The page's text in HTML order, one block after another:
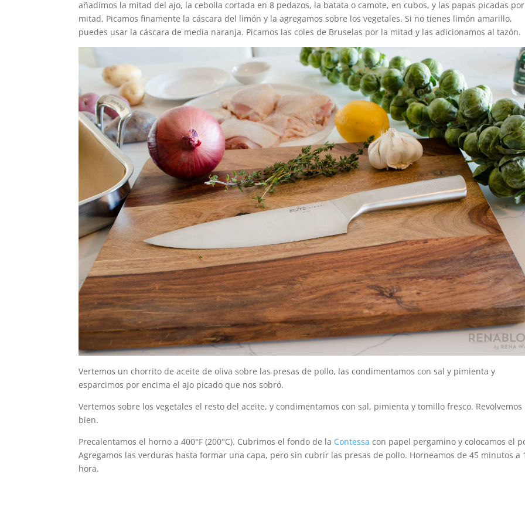
añadimos la mitad del ajo, la cebolla cortada en 8 pedazos, la batata o camote, en cubos, y las papas picadas
mitad. Picamos finamente la cáscara del limón y la agregamos sobre los vegetales. Si no tienes limón amarillo,
puedes usar la cáscara de media naranja. Picamos las coles de Bruselas por la mitad y las adicionamos al tazón.
Vertemos un chorrito de aceite de oliva sobre las presas de pollo, las condimentamos con sal y pimienta y
esparcimos por encima el ajo picado que nos sobró.
Vertemos sobre los vegetales el resto del aceite, y condimentamos con sal, pimienta y tomillo fresco. Revolvemos
bien.
Precalentamos el horno a 400°F (200°C). Cubrimos el fondo de la Contessa con papel pergamino y colocamos el
Agregamos las verduras hasta formar una capa, pero sin cubrir las presas de pollo. Horneamos de 45 minutos a
hora.